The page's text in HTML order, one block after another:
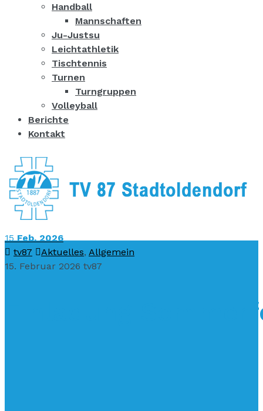
Handball
Mannschaften
Ju-Justsu
Leichtathletik
Tischtennis
Turnen
Turngruppen
Volleyball
Berichte
Kontakt
15 Feb. 2026
tv87
Aktuelles, Allgemein
15. Februar 2026 tv87
Einladung